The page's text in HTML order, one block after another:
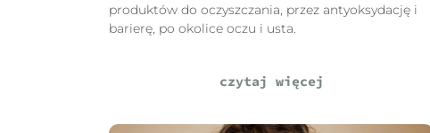
produktów do oczyszczania, przez antyoksydację i
barierę, po okolice oczu i usta.
czytaj więcej